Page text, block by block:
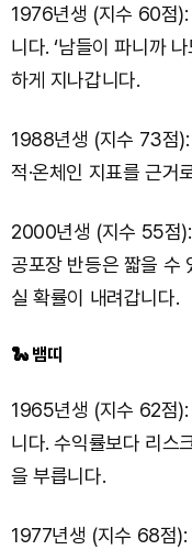
1976년생 (지수 60점):
니다. ‘남들이 파니까
하게 지나갑니다.
1988년생 (지수 73점):
적·온체인 지표를 근거
2000년생 (지수 55점):
공포장 반등은 짧을 수
실 확률이 내려갑니다.
🐍 뱀띠
1965년생 (지수 62점):
니다. 수익률보다 리스
을 부릅니다.
1977년생 (지수 68점):